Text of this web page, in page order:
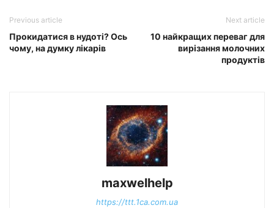
Previous article
Прокидатися в нудоті? Ось
чому, на думку лікарів
Next article
10 найкращих переваг для
вирізання молочних
продуктів
maxwelhelp
https://ttt.1ca.com.ua